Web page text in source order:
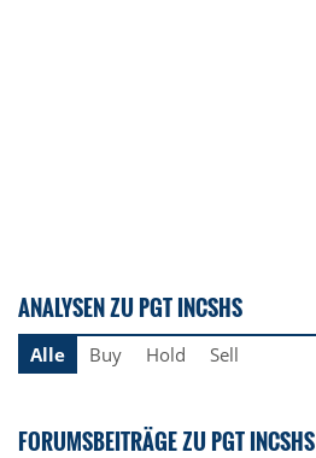
ANALYSEN ZU PGT INCSHS
Alle Buy Hold Sell
FORUMSBEITRÄGE ZU PGT INCSHS